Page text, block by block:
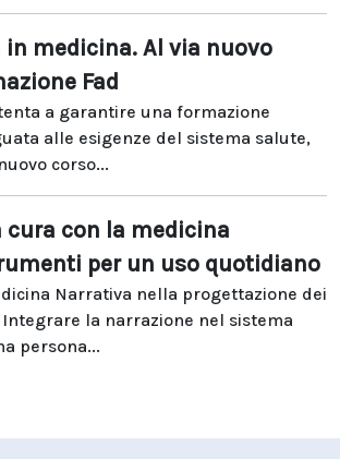
in medicina. Al via nuovo
Fad
a garantire una formazione
alle esigenze del sistema salute,
corso...
cura con la medicina
per un uso quotidiano
Narrativa nella progettazione dei
la narrazione nel sistema
persona...